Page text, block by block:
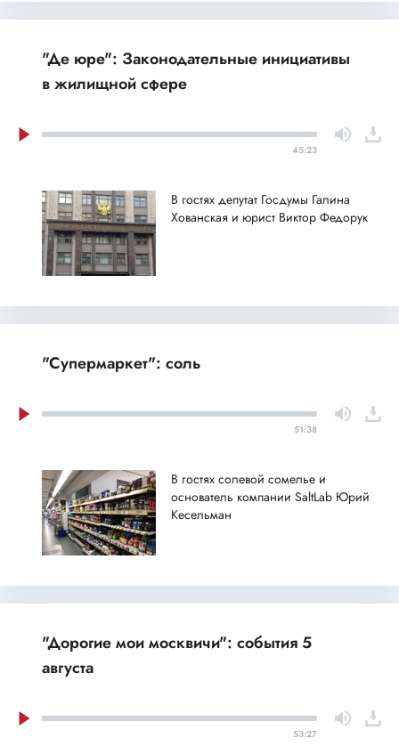
"Де юре": Законодательные инициативы
в жилищной сфере
45:23
В гостях депутат Госдумы Галина
Хованская и юрист Виктор Федорук
"Супермаркет": соль
51:38
В гостях солевой сомелье и
основатель компании SaltLab Юрий
Кесельман
"Дорогие мои москвичи": события 5
августа
53:27